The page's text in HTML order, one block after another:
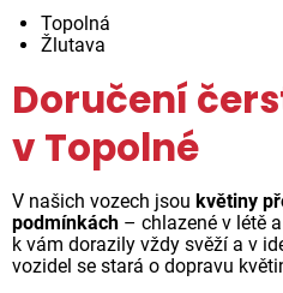
Topolná
Žlutava
Doručení
v Topolné
V našich vozech jsou květiny
podmínkách – chlazené v létě
k vám dorazily vždy svěží a v
vozidel se stará o dopravu